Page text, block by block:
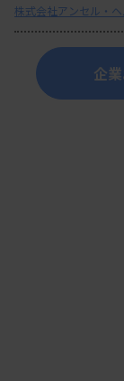
株式会社アンセル・
企